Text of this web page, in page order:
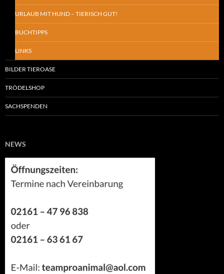
URLAUB MIT HUND – TIERISCH GUT!
BUCHTIPPS
LINKS
BILDER TIEROASE
TRÖDELSHOP
SACHSPENDEN
NEWS